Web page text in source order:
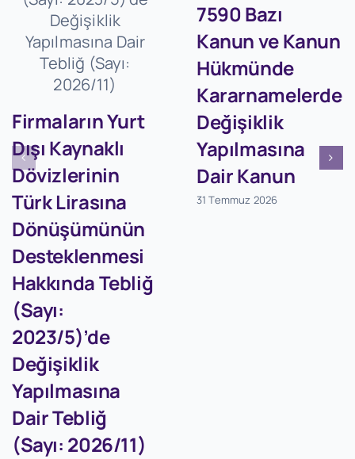
Firmaların Yurt
Dışı Kaynaklı
Dövizlerinin
Türk Lirasına
Dönüşümünün
Desteklenmesi
Hakkında Tebliğ
(Sayı:
2023/5)’de
Değişiklik
Yapılmasına
Dair Tebliğ
(Sayı: 2026/11)
7590 Bazı
Kanun ve Kanun
Hükmünde
Kararnamelerde
Değişiklik
Yapılmasına
Dair Kanun
31 Temmuz 2026